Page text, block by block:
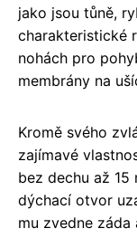
jako jsou tůně,
charakteristické
nohách pro
membrány na
Kromě svého
zajímavé
bez dechu až
dýchací otvor
mu zvedne